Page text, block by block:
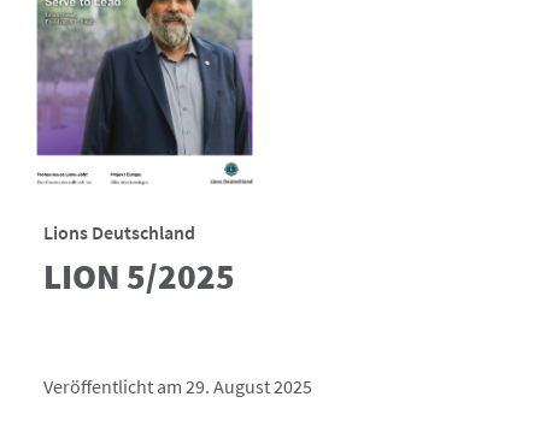
Lions Deutschland
LION 5/2025
Veröffentlicht am 29. August 2025